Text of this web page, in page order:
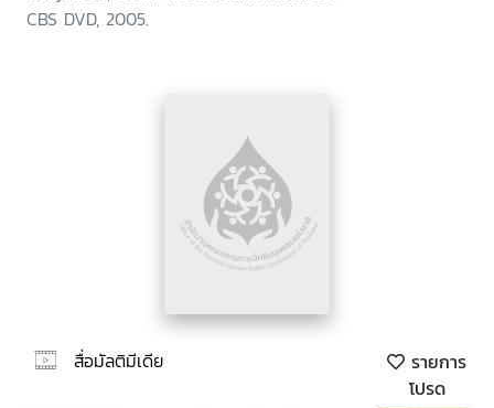
CBS DVD, 2005.
สื่อมัลติมีเดีย
รายการ
โปรด